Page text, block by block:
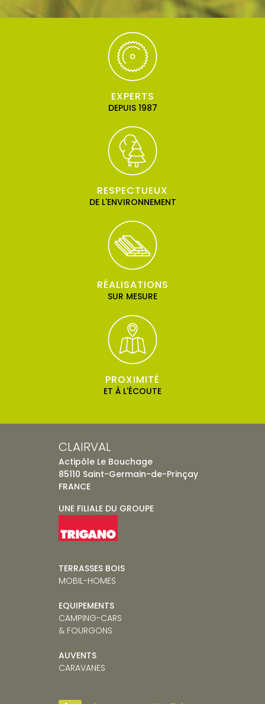
EXPERTS
DEPUIS 1987
RESPECTUEUX
DE L'ENVIRONNEMENT
RÉALISATIONS
SUR MESURE
PROXIMITÉ
ET À L'ÉCOUTE
CLAIRVAL
Actipôle Le Bouchage
85110 Saint-Germain-de-Prinçay
FRANCE
UNE FILIALE DU GROUPE
TERRASSES BOIS
MOBIL-HOMES
EQUIPEMENTS
CAMPING-CARS
& FOURGONS
AUVENTS
CARAVANES